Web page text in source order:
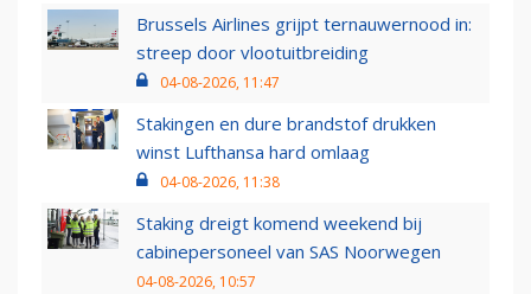
Brussels Airlines grijpt ternauwernood in:
streep door vlootuitbreiding
04-08-2026, 11:47
Stakingen en dure brandstof drukken
winst Lufthansa hard omlaag
04-08-2026, 11:38
Staking dreigt komend weekend bij
cabinepersoneel van SAS Noorwegen
04-08-2026, 10:57